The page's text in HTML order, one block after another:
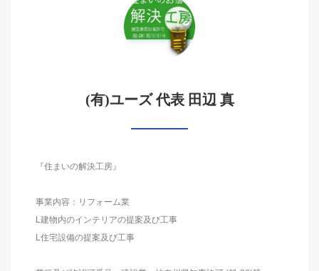
(有)ユーズ 代表 田辺 真
『住まいの解決工房』
事業内容：リフォーム業
L建物内のインテリアの提案及び工事
L住宅設備の提案及び工事